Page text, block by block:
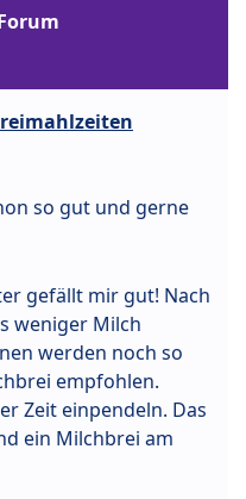
so gut und gerne
gefällt mir gut! Nach
weniger Milch
werden noch so
empfohlen.
Zeit einpendeln. Das
ein Milchbrei am